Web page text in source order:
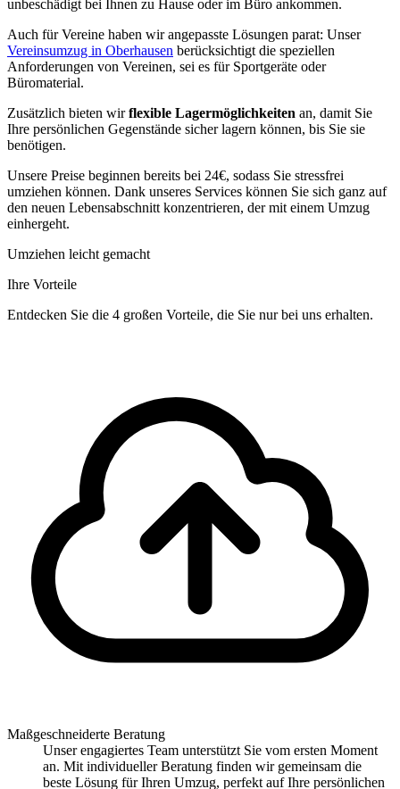
unbeschädigt bei Ihnen zu Hause oder im Büro ankommen.
Auch für Vereine haben wir angepasste Lösungen parat: Unser
Vereinsumzug in Oberhausen berücksichtigt die speziellen
Anforderungen von Vereinen, sei es für Sportgeräte oder
Büromaterial.
Zusätzlich bieten wirflexible Lagermöglichkeiten an, damit Sie
Ihre persönlichen Gegenstände sicher lagern können, bis Sie sie
benötigen.
Unsere Preise beginnen bereits bei 24€, sodass Sie stressfrei
umziehen können. Dank unseres Services können Sie sich ganz auf
den neuen Lebensabschnitt konzentrieren, der mit einem Umzug
einhergeht.
Umziehen leicht gemacht
Ihre Vorteile
Entdecken Sie die 4 großen Vorteile, die Sie nur bei uns erhalten.
Maßgeschneiderte Beratung
Unser engagiertes Team unterstützt Sie vom ersten Moment
an. Mit individueller Beratung finden wir gemeinsam die
beste Lösung für Ihren Umzug, perfekt auf Ihre persönlichen